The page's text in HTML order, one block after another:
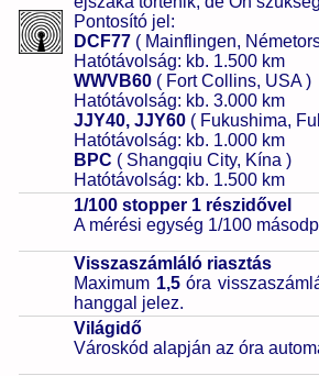
Pontosító jel:
DCF77 ( Mainflingen,
Hatótávolság: kb. 1.500 km
WWVB60 ( Fort Collins, USA )
Hatótávolság: kb. 3.000 km
JJY40, JJY60 ( Fukushima,
Hatótávolság: kb. 1.000 km
BPC ( Shangqiu City, Kína )
Hatótávolság: kb. 1.500 km
1/100 stopper 1 részidővel
A mérési egység 1/100
Visszaszámláló riasztás
Maximum 1,5óra
hanggal jelez.
Világidő
Városkód alapján az óra